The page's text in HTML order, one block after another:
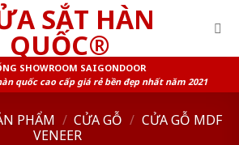
SHOWROOM SAIGONDOOR
quốc cao cấp giá rẻ bền đẹp nhất năm 2021
PHẨM / CỬA GỖ / CỬA GỖ MDF
VENEER